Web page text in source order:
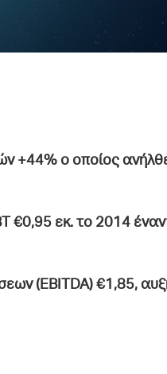
+44% oοποίος
€0,95 εκ. το 2014
(ΕΒΙΤDA) €1,85,